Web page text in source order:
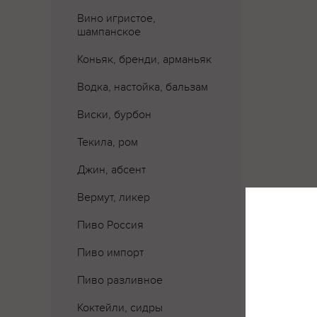
Вино игристое,
шампанское
Коньяк, бренди, арманьяк
Водка, настойка, бальзам
Виски, бурбон
Текила, ром
Джин, абсент
Вермут, ликер
Пиво Россия
Пиво импорт
Пиво разливное
Коктейли, сидры